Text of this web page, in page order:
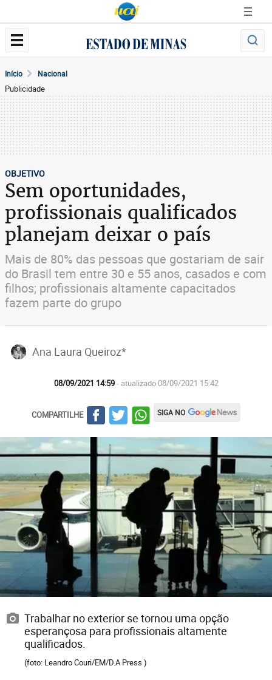
Início Nacional
Publicidade
OBJETIVO
Sem oportunidades,
profissionais qualificados
planejam deixar o país
Mais de 80% das pessoas que gostariam de sair
do Brasil tem entre 30 e 55 anos, casados e com
filhos; profissionais altamente capacitados
fazem parte do grupo
Ana Laura Queiroz*
08/09/2021 14:59- atualizado 08/09/2021 15:42
COMPARTILHE SIGA NO
Trabalhar no exterior se tornou uma opção
esperançosa para profissionais altamente
qualificados.
(foto: Leandro Couri/EM/D.A Press )